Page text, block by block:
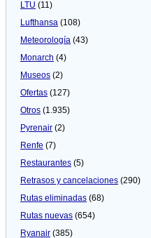
LTU (11)
Lufthansa (108)
Meteorologí­a (43)
Monarch (4)
Museos (2)
Ofertas (127)
Otros (1.935)
Pyrenair (2)
Renfe (7)
Restaurantes (5)
Retrasos y cancelaciones (290)
Rutas eliminadas (68)
Rutas nuevas (654)
Ryanair (385)